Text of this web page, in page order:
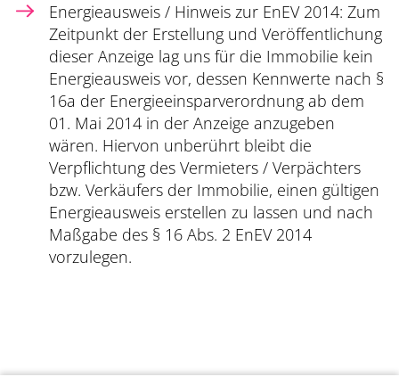
Energieausweis / Hinweis zur EnEV 2014: Zum
Zeitpunkt der Erstellung und Veröffentlichung
dieser Anzeige lag uns für die Immobilie kein
Energieausweis vor, dessen Kennwerte nach §
16a der Energieeinsparverordnung ab dem
01. Mai 2014 in der Anzeige anzugeben
wären. Hiervon unberührt bleibt die
Verpflichtung des Vermieters / Verpächters
bzw. Verkäufers der Immobilie, einen gültigen
Energieausweis erstellen zu lassen und nach
Maßgabe des § 16 Abs. 2 EnEV 2014
vorzulegen.